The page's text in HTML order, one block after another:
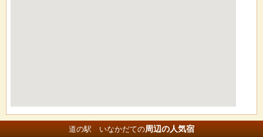
道の駅 いなかだての周辺の人気宿